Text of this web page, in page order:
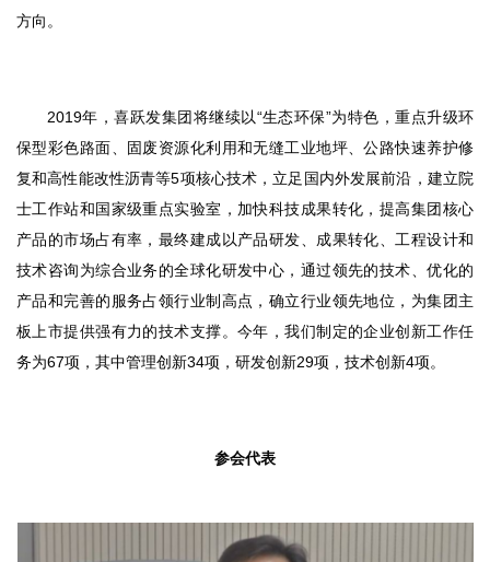
方向。
2019年，喜跃发集团将继续以“生态环保”为特色，重点升级环
保型彩色路面、固废资源化利用和无缝工业地坪、公路快速养护修
复和高性能改性沥青等5项核心技术，立足国内外发展前沿，建立院
士工作站和国家级重点实验室，加快科技成果转化，提高集团核心
产品的市场占有率，最终建成以产品研发、成果转化、工程设计和
技术咨询为综合业务的全球化研发中心，通过领先的技术、优化的
产品和完善的服务占领行业制高点，确立行业领先地位，为集团主
板上市提供强有力的技术支撑。今年，我们制定的企业创新工作任
务为67项，其中管理创新34项，研发创新29项，技术创新4项。
参会代表